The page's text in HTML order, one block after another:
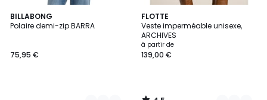
BILLABONG
Polaire demi-zip BARRA
75,95 €
3
Couleurs
FLOTTE
Veste imperméable unisexe,
ARCHIVES
à partir de
139,00 €
4,5
/ 5
4
Couleurs